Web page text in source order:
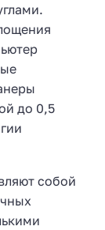
до 0,5
собой